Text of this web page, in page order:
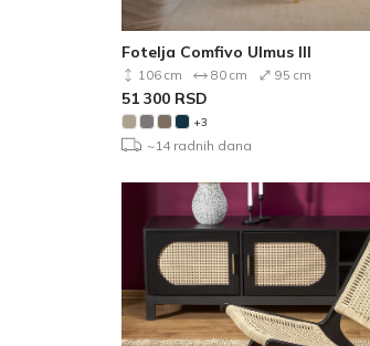
Fotelja Comfivo Ulmus III
106 cm 80 cm 95 cm
51 300 RSD
+3
~14 radnih dana